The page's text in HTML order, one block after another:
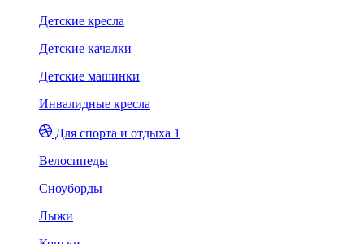
Детские кресла
Детские качалки
Детские машинки
Инвалидные кресла
Для спорта и отдыха 1
Велосипеды
Сноуборды
Лыжи